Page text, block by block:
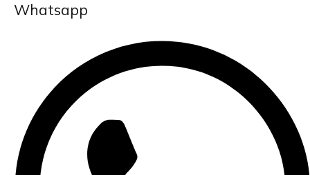
Whatsapp